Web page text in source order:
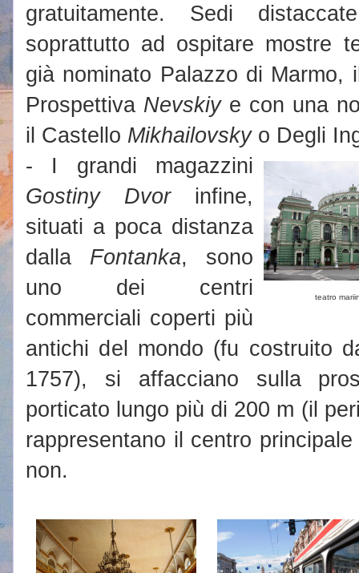
gratuitamente. Sedi
soprattutto ad ospitare mostre
già nominato Palazzo di
Prospettiva Nevskiye con una
il Castello Mikhailovskyo Degli
teatro
- I grandi magazzini
Gostiny Dvorinfine,
situati a poca distanza
dalla Fontanka, sono
uno dei centri
commerciali coperti più
antichi del mondo (fu costruito
1757), si affacciano sulla
porticato lungo più di 200 m (il
rappresentano il centro
non.